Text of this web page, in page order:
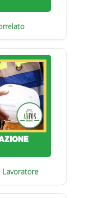
Lavoratore